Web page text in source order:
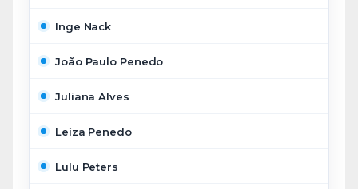
Inge Nack
João Paulo Penedo
Juliana Alves
Leíza Penedo
Lulu Peters